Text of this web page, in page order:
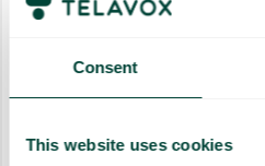
Consent
This website uses cookies
Växel med smarta funktioner